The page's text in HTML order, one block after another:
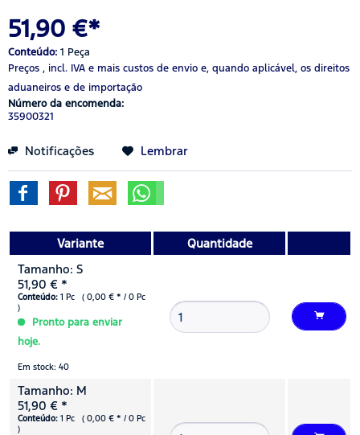
51,90 €*
Conteúdo: 1 Peça
Preços , incl. IVA e mais custos de envio e, quando aplicável, os direitos
aduaneiros e de importação
Número da encomenda:
35900321
Notificações Lembrar
Variante
Quantidade
Tamanho: S
51,90 € *
Conteúdo: 1 Pc ( 0,00 € * / 0 Pc
)
Pronto para enviar
hoje.
Em stock: 40
Tamanho: M
51,90 € *
Conteúdo: 1 Pc ( 0,00 € * / 0 Pc
)